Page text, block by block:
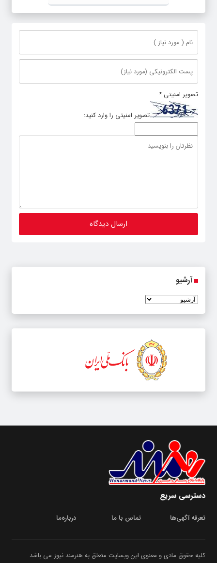
پایدار سازمان ملل متحد
تصویر امنیتی *
تصویر امنیتی را وارد کنید:
آرشیو
دسترسی سریع
تعرفه آگهی‌ها تماس با ما درباره‌‌ما
کلیه حقوق مادی و معنوی این وبسایت متعلق به هنرمند نیوز می باشد